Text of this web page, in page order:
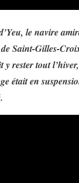
le navire
Saint-Gilles-
y rester tout
était en